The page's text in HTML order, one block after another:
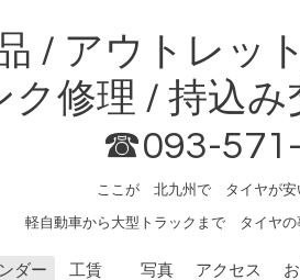
/ アウトレッ
ク修理 / 持込み
☎093-
ここが 北九州で タイヤが安
軽自動車から大型トラックまで タイヤの
ダー 工賃 写真 アクセス